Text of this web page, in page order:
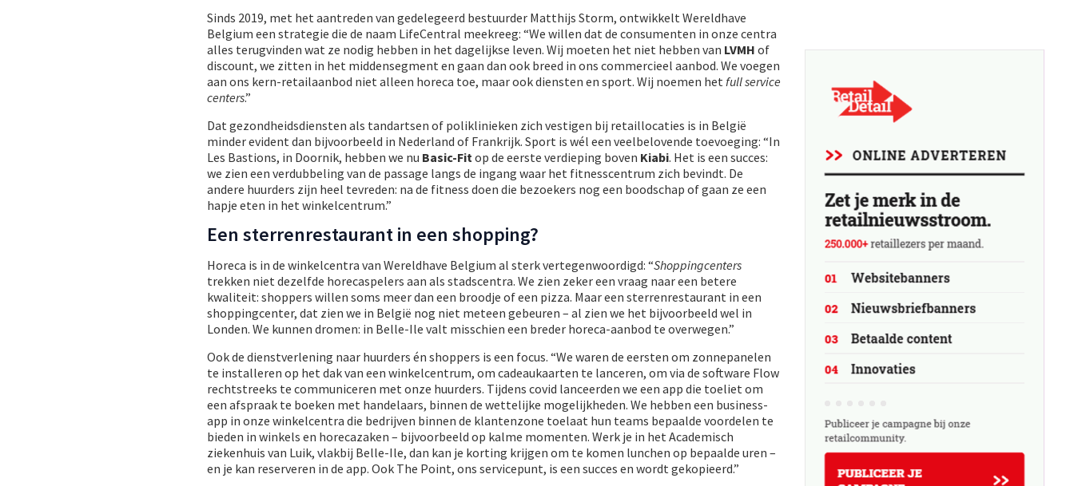
Sinds 2019, met het aantreden van gedelegeerd bestuurder Matthijs Storm, ontwikkelt Wereldhave
Belgium een strategie die de naam LifeCentral meekreeg: “We willen dat de consumenten in onze centra
alles terugvinden wat ze nodig hebben in het dagelijkse leven. Wij moeten het niet hebben van LVMH of
discount, we zitten in het middensegment en gaan dan ook breed in ons commercieel aanbod. We voegen
aan ons kern-retailaanbod niet alleen horeca toe, maar ook diensten en sport. Wij noemen het full service
centers.”
Dat gezondheidsdiensten als tandartsen of poliklinieken zich vestigen bij retaillocaties is in België
minder evident dan bijvoorbeeld in Nederland of Frankrijk. Sport is wél een veelbelovende toevoeging: “In
Les Bastions, in Doornik, hebben we nu Basic-Fit op de eerste verdieping boven Kiabi. Het is een succes:
we zien een verdubbeling van de passage langs de ingang waar het fitnesscentrum zich bevindt. De
andere huurders zijn heel tevreden: na de fitness doen die bezoekers nog een boodschap of gaan ze een
hapje eten in het winkelcentrum.”
Een sterrenrestaurant in een shopping?
Horeca is in de winkelcentra van Wereldhave Belgium al sterk vertegenwoordigd: “Shoppingcenters
trekken niet dezelfde horecaspelers aan als stadscentra. We zien zeker een vraag naar een betere
kwaliteit: shoppers willen soms meer dan een broodje of een pizza. Maar een sterrenrestaurant in een
shoppingcenter, dat zien we in België nog niet meteen gebeuren – al zien we het bijvoorbeeld wel in
Londen. We kunnen dromen: in Belle-Ile valt misschien een breder horeca-aanbod te overwegen.”
Ook de dienstverlening naar huurders én shoppers is een focus. “We waren de eersten om zonnepanelen
te installeren op het dak van een winkelcentrum, om cadeaukaarten te lanceren, om via de software Flow
rechtstreeks te communiceren met onze huurders. Tijdens covid lanceerden we een app die toeliet om
een afspraak te boeken met handelaars, binnen de wettelijke mogelijkheden. We hebben een business-
app in onze winkelcentra die bedrijven binnen de klantenzone toelaat hun teams bepaalde voordelen te
bieden in winkels en horecazaken – bijvoorbeeld op kalme momenten. Werk je in het Academisch
ziekenhuis van Luik, vlakbij Belle-Ile, dan kan je korting krijgen om te komen lunchen op bepaalde uren –
en je kan reserveren in de app. Ook The Point, ons servicepunt, is een succes en wordt gekopieerd.”